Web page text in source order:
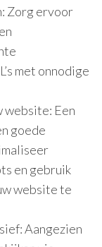
Zorg ervoor
met onnodige
website: Een
goede
en gebruik
website te
Aangezien